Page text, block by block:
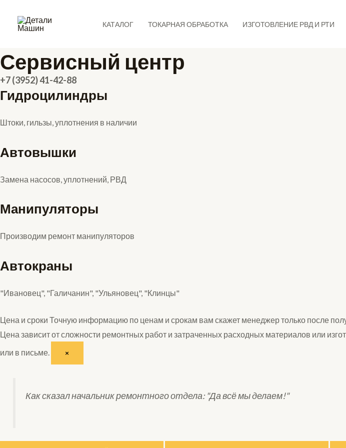
КАТАЛОГ ТОКАРНАЯ ОБРАБОТКА ИЗГОТОВЛЕНИЕ РВД И РТИ
Сервисный центр
+7 (3952) 41-42-88
Гидроцилиндры
Штоки, гильзы, уплотнения в наличии
Автовышки
Замена насосов, уплотнений, РВД
Манипуляторы
Производим ремонт манипуляторов
Автокраны
"Ивановец", "Галичанин", "Ульяновец", "Клинцы"
Цена и сроки Точную информацию по ценам и срокам вам скажет менеджер только после
Цена зависит от сложности ремонтных работ и затраченных расходных материалов или
или в письме.
×
Как сказал начальник ремонтного отдела: "Да всё мы делаем!"